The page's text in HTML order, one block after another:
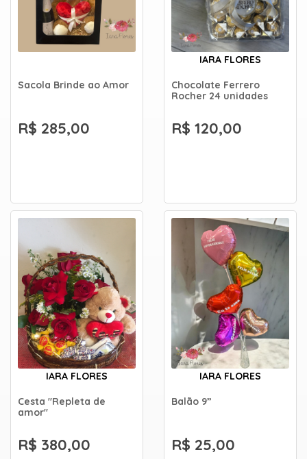
Sacola Brinde ao Amor
R$ 285,00
IARA FLORES
Chocolate Ferrero
Rocher 24 unidades
R$ 120,00
IARA FLORES
Cesta "Repleta de
amor"
R$ 380,00
IARA FLORES
Balão 9”
R$ 25,00